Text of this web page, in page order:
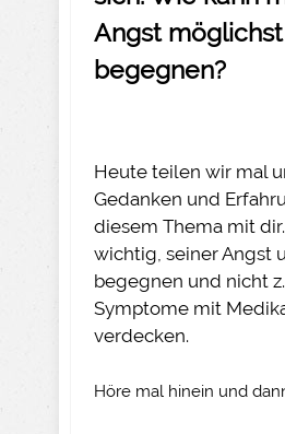
Angst
begegnen?
Heute teilen wir mal
Gedanken und
diesem Thema mit
wichtig, seiner Angst
begegnen und nicht
Symptome mit
verdecken.
Höre mal hinein und